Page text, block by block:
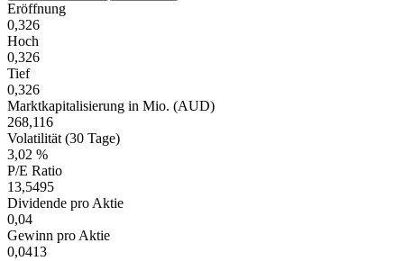
Eröffnung
0,326
Hoch
0,326
Tief
0,326
Marktkapitalisierung in Mio. (AUD)
268,116
Volatilität (30 Tage)
3,02 %
P/E Ratio
13,5495
Dividende pro Aktie
0,04
Gewinn pro Aktie
0,0413